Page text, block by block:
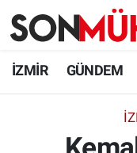
İZMİR GÜNDEM
İzmir Nöbetçi
İzmir Namaz